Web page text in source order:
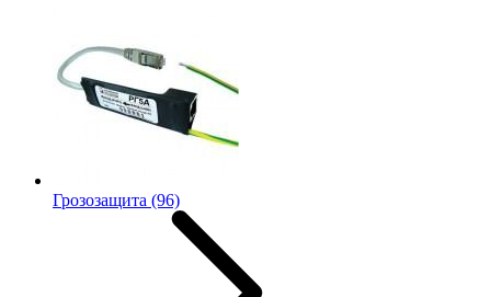
Грозозащита (96)